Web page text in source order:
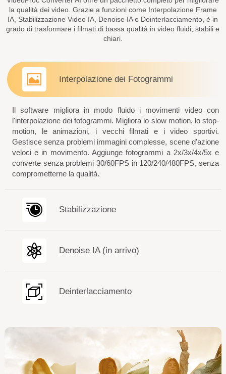
la qualità dei video. Grazie a funzioni come Interpolazione Frame
IA, Stabilizzazione Video IA, Denoise IA e Deinterlacciamento, è in
grado di trasformare i filmati di bassa qualità in video fluidi, stabili e
chiari.
Interpolazione dei Fotogrammi
Il software migliora in modo fluido i movimenti video con
l'interpolazione dei fotogrammi. Migliora lo slow motion, lo stop-
motion, le animazioni, i vecchi filmati e i video sportivi.
Gestisce senza problemi immagini complesse, scene d'azione
veloci e in movimento. Aggiunge fotogrammi a 2x/3x/4x/5x e
converte senza problemi 30/60FPS in 120/240/480FPS, senza
comprometterne la qualità.
Stabilizzazione
Denoise IA (in arrivo)
Deinterlacciamento